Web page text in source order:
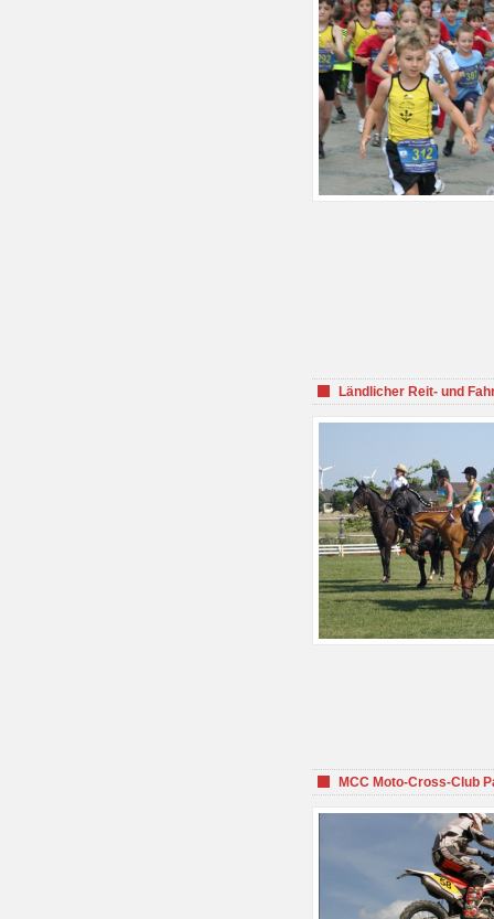
Ländlicher Reit- und
MCC Moto-Cross-Club